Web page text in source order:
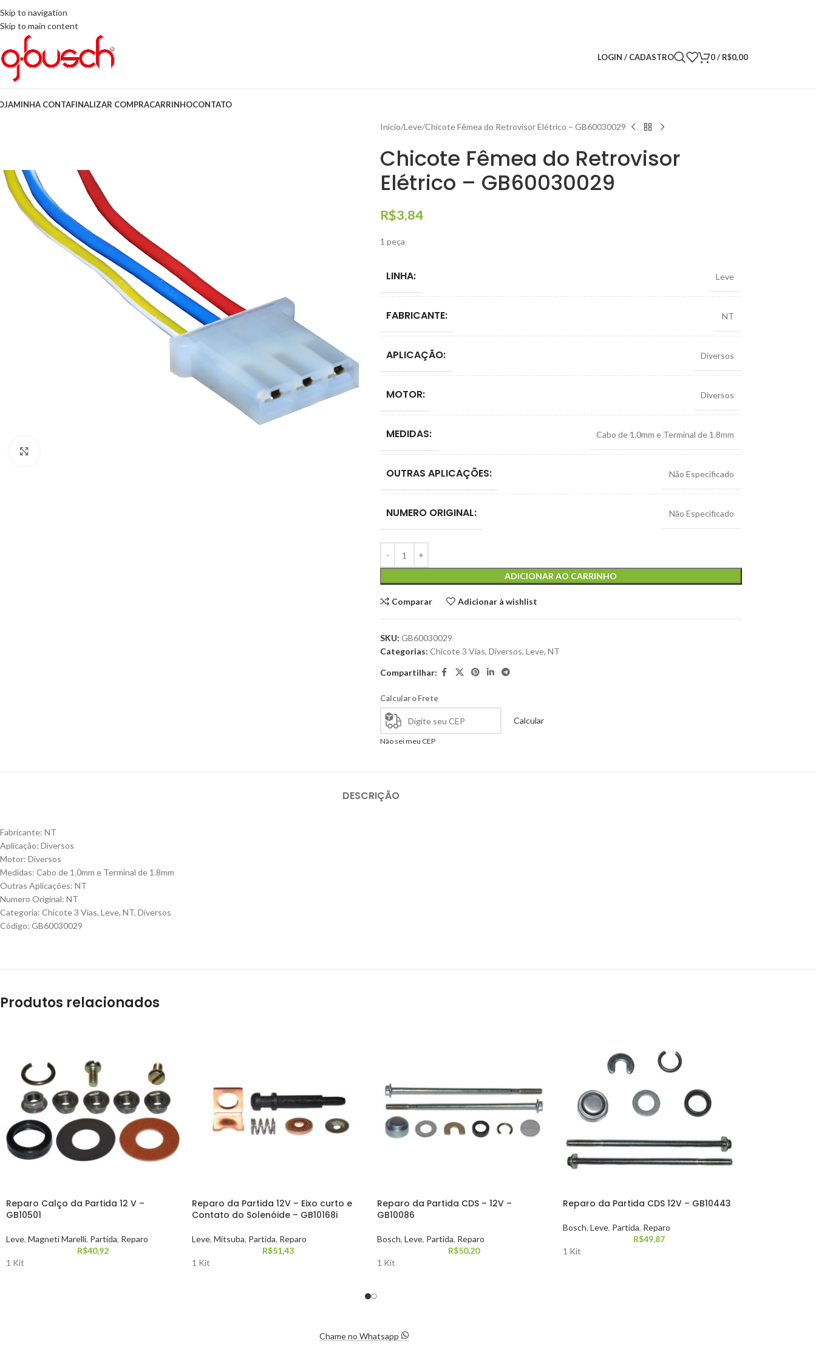
Skip to navigation
Skip to main content
LOGIN / CADASTRO 0/ R$0,00
MINHA CONTAFINALIZAR COMPRACARRINHOCONTATO
Início Leve Chicote Fêmea do Retrovisor Elétrico – GB60030029
Chicote Fêmea do Retrovisor
Elétrico – GB60030029
R$3,84
1 peça
LINHA: Leve
FABRICANTE: NT
APLICAÇÃO: Diversos
MOTOR: Diversos
MEDIDAS: Cabo de 1.0mm e Terminal de 1.8mm
OUTRAS APLICAÇÕES: Não Especificado
NUMERO ORIGINAL: Não Especificado
ADICIONAR AO CARRINHO
Comparar Adicionar à wishlist
SKU: GB60030029
Categorias: Chicote 3 Vias, Diversos, Leve, NT
Compartilhar:
Calcular o Frete
Calcular
Não sei meu CEP
DESCRIÇÃO
Fabricante: NT
Aplicação: Diversos
Motor: Diversos
Medidas: Cabo de 1.0mm e Terminal de 1.8mm
Outras Aplicações: NT
Numero Original: NT
Categoria: Chicote 3 Vias, Leve, NT, Diversos
Código: GB60030029
Produtos relacionados
Reparo Calço da Partida 12 V –
GB10501
Leve, Magneti Marelli, Partida, Reparo
R$40,92
1 Kit
Reparo da Partida 12V – Eixo curto e
Contato do Solenóide – GB10168i
Leve, Mitsuba, Partida, Reparo
R$51,43
1 Kit
Reparo da Partida CDS – 12V –
GB10086
Bosch, Leve, Partida, Reparo
R$50,20
1 Kit
Reparo da Partida CDS 12V – GB10443
Bosch, Leve, Partida, Reparo
R$49,87
1 Kit
Chame no Whatsapp